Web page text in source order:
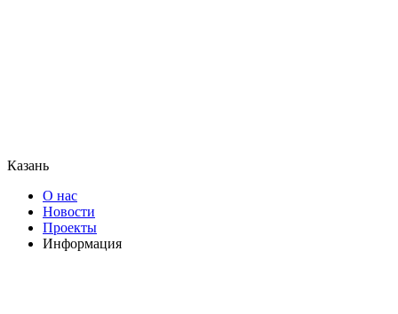
Казань
О нас
Новости
Проекты
Информация